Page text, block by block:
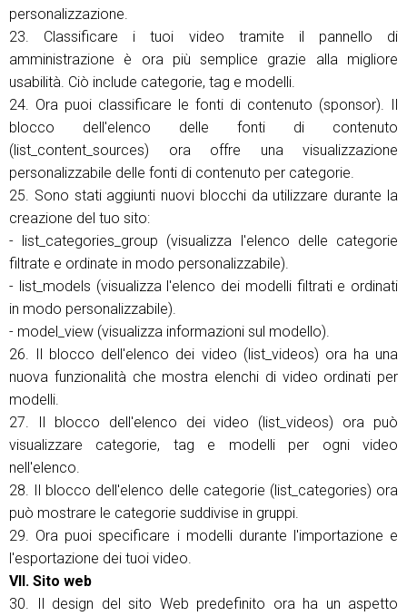
personalizzazione.
23. Classificare i tuoi video tramite il pannello di
amministrazione è ora più semplice grazie alla migliore
usabilità. Ciò include categorie, tag e modelli.
24. Ora puoi classificare le fonti di contenuto (sponsor). Il
blocco dell'elenco delle fonti di contenuto
(list_content_sources) ora offre una visualizzazione
personalizzabile delle fonti di contenuto per categorie.
25. Sono stati aggiunti nuovi blocchi da utilizzare durante la
creazione del tuo sito:
- list_categories_group (visualizza l'elenco delle categorie
filtrate e ordinate in modo personalizzabile).
- list_models (visualizza l'elenco dei modelli filtrati e ordinati
in modo personalizzabile).
- model_view (visualizza informazioni sul modello).
26. Il blocco dell'elenco dei video (list_videos) ora ha una
nuova funzionalità che mostra elenchi di video ordinati per
modelli.
27. Il blocco dell'elenco dei video (list_videos) ora può
visualizzare categorie, tag e modelli per ogni video
nell'elenco.
28. Il blocco dell'elenco delle categorie (list_categories) ora
può mostrare le categorie suddivise in gruppi.
29. Ora puoi specificare i modelli durante l'importazione e
l'esportazione dei tuoi video.
VII. Sito web
30. Il design del sito Web predefinito ora ha un aspetto